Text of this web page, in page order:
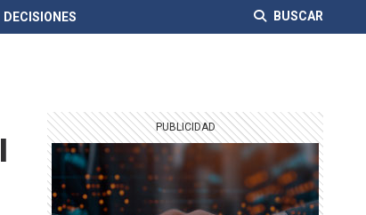
DECISIONES BUSCAR